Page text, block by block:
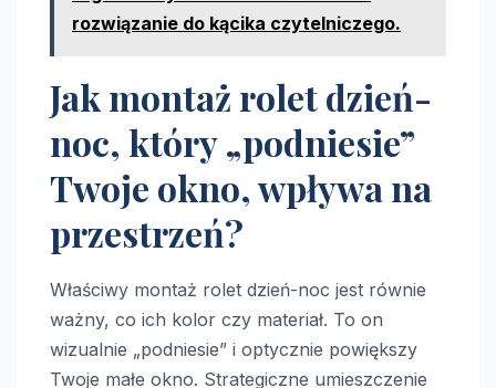
rozwiązanie do kącika czytelniczego.
Jak montaż rolet dzień-
noc, który „podniesie”
Twoje okno, wpływa na
przestrzeń?
Właściwy montaż rolet dzień-noc jest równie
ważny, co ich kolor czy materiał. To on
wizualnie „podniesie” i optycznie powiększy
Twoje małe okno. Strategiczne umieszczenie